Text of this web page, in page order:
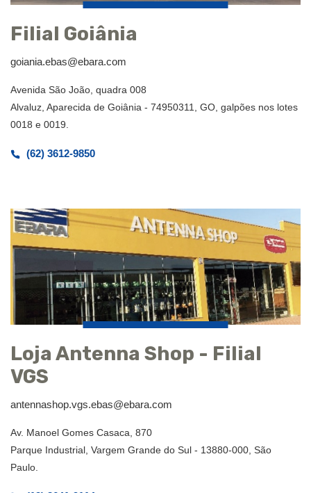
Filial Goiânia
goiania.ebas@ebara.com
Avenida São João, quadra 008
Alvaluz, Aparecida de Goiânia - 74950311, GO, galpões nos lotes
0018 e 0019.
(62) 3612-9850
Loja Antenna Shop - Filial
VGS
antennashop.vgs.ebas@ebara.com
Av. Manoel Gomes Casaca, 870
Parque Industrial, Vargem Grande do Sul - 13880-000, São
Paulo.